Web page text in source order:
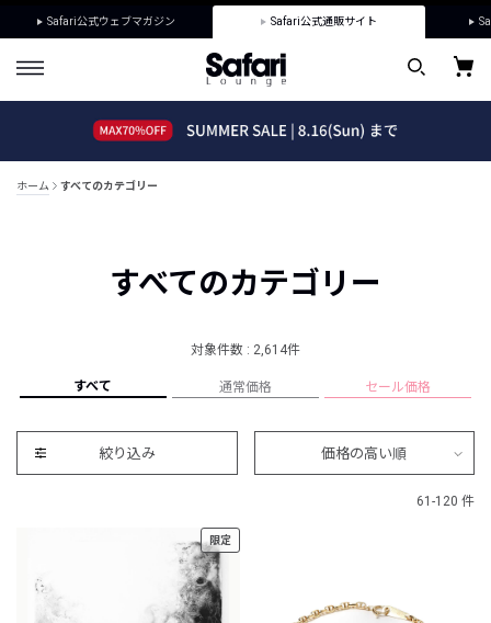
Safari公式ウェブマガジン Safari公式通販サイト
ホーム すべてのカテゴリー
すべてのカテゴリー
対象件数 : 2,614件
すべて 通常価格 セール価格
絞り込み 価格の高い順
61-120 件
限定